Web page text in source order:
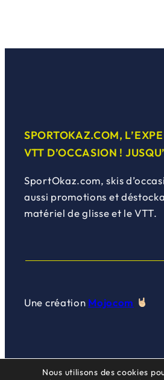
SPORTOKAZ.COM,
VTT D’OCCASION !
SportOkaz.com, skis
aussi promotions et
matériel de glisse et le VTT.
Une création Mojocom
Nous utilisons des cookies